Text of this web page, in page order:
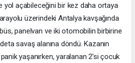
yol açabileceğini bir kez daha ortaya
üzerindeki Antalya kavşağında
panelvan ve iki otomobilin birbirine
savaş alanına döndü. Kazanın
yaşanırken, yaralanan 2’si çocuk